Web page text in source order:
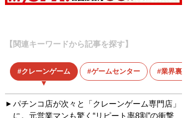
【関連キーワードから記事を探す】
クレーンゲーム ゲームセンター 業界裏事
パチンコ店が次々と「クレーンゲーム専門店」
に。元営業マンも驚く“リピート率8割”の衝撃